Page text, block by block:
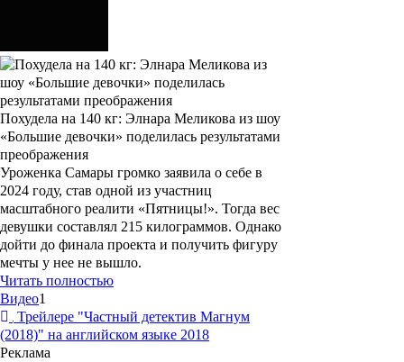
Похудела на 140 кг: Элнара Меликова из шоу
«Большие девочки» поделилась результатами
преображения
Уроженка Самары громко заявила о себе в
2024 году, став одной из участниц
масштабного реалити «Пятницы!». Тогда вес
девушки составлял 215 килограммов. Однако
дойти до финала проекта и получить фигуру
мечты у нее не вышло.
Читать полностью
Видео1
Трейлере "Частный детектив Магнум
(2018)" на английском языке 2018
Реклама